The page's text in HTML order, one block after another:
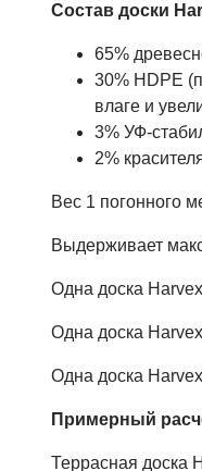
Состав доски
65%
30% HDPE
влаге и
3% УФ-
2%
Вес 1 погонного
Выдерживает
Одна доска
Одна доска
Одна доска
Примерный
Террасная доска